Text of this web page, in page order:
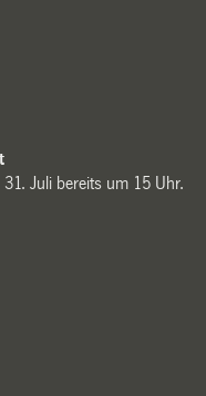
31. Juli bereits um 15 Uhr.